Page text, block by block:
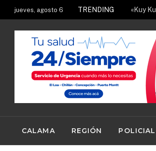
jueves, agosto 6 TRENDING
CALAMA REGIÓN POLICIAL